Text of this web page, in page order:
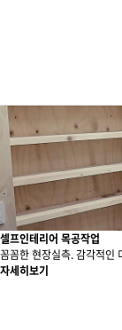
셀프인테리어 목공작업
꼼꼼한 현장실측. 감각적인
자세히보기